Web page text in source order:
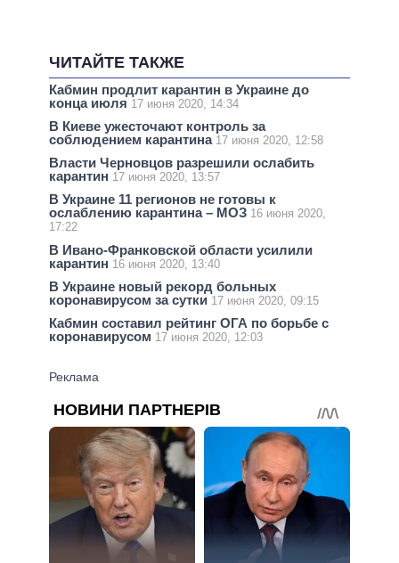
ЧИТАЙТЕ ТАКЖЕ
Кабмин продлит карантин в Украине до
конца июля 17 июня 2020, 14:34
В Киеве ужесточают контроль за
соблюдением карантина 17 июня 2020, 12:58
Власти Черновцов разрешили ослабить
карантин 17 июня 2020, 13:57
В Украине 11 регионов не готовы к
ослаблению карантина – МОЗ 16 июня 2020,
17:22
В Ивано-Франковской области усилили
карантин 16 июня 2020, 13:40
В Украине новый рекорд больных
коронавирусом за сутки 17 июня 2020, 09:15
Кабмин составил рейтинг ОГА по борьбе с
коронавирусом 17 июня 2020, 12:03